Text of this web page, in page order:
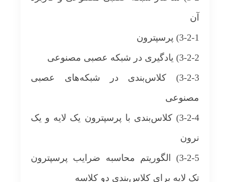
آن
3-2-1) پرسپترون
3-2-2) یادگیری در شبکه عصبی مصنوعی
3-2-3) کلاس‌بندی در شبکه‌های عصبی
مصنوعی
3-2-4) کلاس‌بندی با پرسپترون یک لایه و یک
نرون
3-2-5) الگوریتم محاسبه ضرایب پرسپترون
تک لایه برای کلاس‌بندی دو کلاسه